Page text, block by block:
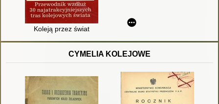
Koleją przez świat
CYMELIA KOLEJOWE